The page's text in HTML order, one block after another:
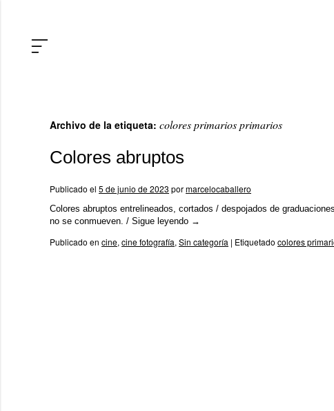
Archivo de la etiqueta: colores primarios primarios
Colores abruptos
Publicado el 5 de junio de 2023 pormarcelocaballero
Colores abruptos entrelineados, cortados / despojados de
no se conmueven. / Sigue leyendo →
Publicado en cine, cine fotografía, Sin categoría | Etiquetado colores